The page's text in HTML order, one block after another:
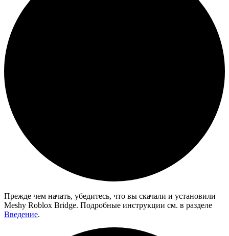
Прежде чем начать, убедитесь, что вы скачали и установили
Meshy Roblox Bridge. Подробные инструкции см. в разделе
Введение.